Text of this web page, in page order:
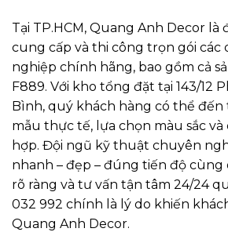
Tại TP.HCM, Quang Anh Decor là
cung cấp và thi công trọn gói các
nghiệp chính hãng, bao gồm cả
F889. Với kho tổng đặt tại 143/12
Bình, quý khách hàng có thể
mẫu thực tế, lựa chọn màu sắc
hợp. Đội ngũ kỹ thuật chuyên
nhanh – đẹp – đúng tiến độ cùng
rõ ràng và tư vấn tận tâm 24/24
032 992 chính là lý do khiến
Quang Anh Decor.